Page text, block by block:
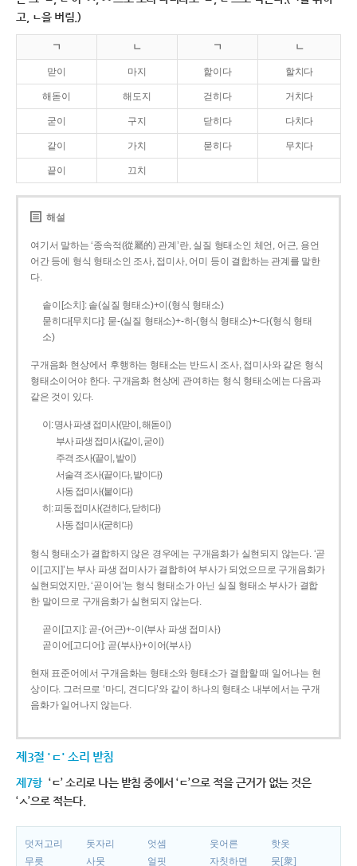
고, ㄴ을 버림.)
ㄱ ㄴ ㄱ ㄴ
맏이 마지 핥이다 할치다
해돋이 해도지 걷히다 거치다
굳이 구지 닫히다 다치다
같이 가치 묻히다 무치다
끝이 끄치
해설
여기서 말하는 ‘종속적(從屬的) 관계’란, 실질 형태소인 체언, 어근, 용언
어간 등에 형식 형태소인 조사, 접미사, 어미 등이 결합하는 관계를 말한
다.
솥이[소치]: 솥(실질 형태소)+이(형식 형태소)
묻히다[무치다]: 묻­-(실질 형태소)+­-히­-(형식 형태소)+-다(형식 형태
소)
구개음화 현상에서 후행하는 형태소는 반드시 조사, 접미사와 같은 형식
형태소이어야 한다. 구개음화 현상에 관여하는 형식 형태소에는 다음과
같은 것이 있다.
이: 명사 파생 접미사(맏이, 해돋이)
부사 파생 접미사(같이, 굳이)
주격 조사(끝이, 밭이)
서술격 조사(끝이다, 밭이다)
사동 접미사(붙이다)
히: 피동 접미사(걷히다, 닫히다)
사동 접미사(굳히다)
형식 형태소가 결합하지 않은 경우에는 구개음화가 실현되지 않는다. ‘곧
이[고지]’는 부사 파생 접미사가 결합하여 부사가 되었으므로 구개음화가
실현되었지만, ‘곧이어’는 형식 형태소가 아닌 실질 형태소 부사가 결합
한 말이므로 구개음화가 실현되지 않는다.
곧이[고지]: 곧-­(어근)+­-이(부사 파생 접미사)
곧이어[고디어]: 곧(부사)+이어(부사)
현재 표준어에서 구개음화는 형태소와 형태소가 결합할 때 일어나는 현
상이다. 그러므로 ‘마디, 견디다’와 같이 하나의 형태소 내부에서는 구개
음화가 일어나지 않는다.
제3절 'ㄷ' 소리 받침
제7항 ‘ㄷ’ 소리로 나는 받침 중에서 ‘ㄷ’으로 적을 근거가 없는 것은
‘ㅅ’으로 적는다.
덧저고리 돗자리 엇셈 웃어른
핫옷
무릇
사뭇 얼핏 자칫하면
뭇[衆]